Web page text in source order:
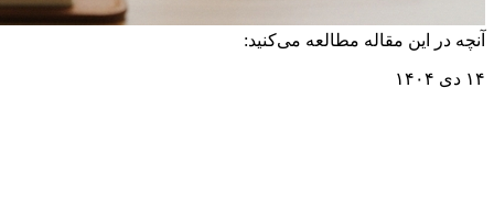
آنچه در این مقاله مطالعه می‌کنید:
۱۴ دی ۱۴۰۴